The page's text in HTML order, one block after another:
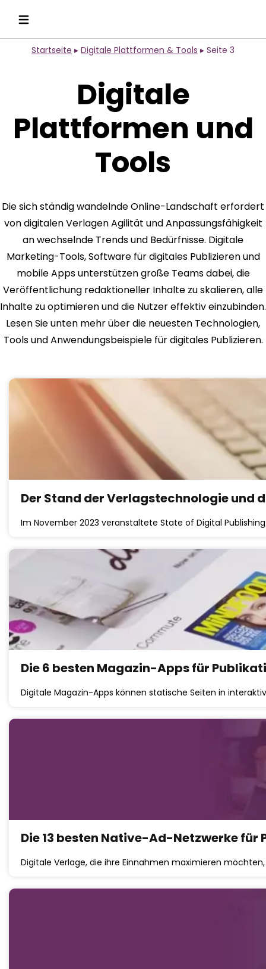
Startseite ▸ Digitale Plattformen & Tools ▸ Seite 3
Digitale
Plattformen und
Tools
Die sich ständig wandelnde Online-Landschaft erfordert
von digitalen Verlagen Agilität und Anpassungsfähigkeit
an wechselnde Trends und Bedürfnisse. Digitale
Marketing-Tools, Software für digitales Publizieren und
mobile Apps unterstützen große Teams dabei, die
Veröffentlichung redaktioneller Inhalte zu skalieren, alle
Inhalte zu optimieren und die Nutzer effektiv einzubinden.
Lesen Sie unten mehr über die neuesten Technologien,
Tools und Anwendungsbeispiele für digitales Publizieren.
Der Stand der Verlagstechnologie und
Im November 2023 veranstaltete State of Digital
Die 6 besten Magazin-Apps für
Digitale Magazin-Apps können statische Seiten in
Die 13 besten Native-Ad-Netzwerke für
Digitale Verlage, die ihre Einnahmen maximieren